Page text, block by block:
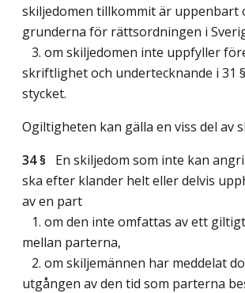
skiljedomen tillkommit är uppenbart
grunderna för rättsordningen i
3. om skiljedomen inte uppfyller
skriftlighet och undertecknande i 31
stycket.
Ogiltigheten kan gälla en viss del av
34 § En skiljedom som inte kan
ska efter klander helt eller delvis
av en part
1. om den inte omfattas av ett
mellan parterna,
2. om skiljemännen har meddelat
utgången av den tid som parterna